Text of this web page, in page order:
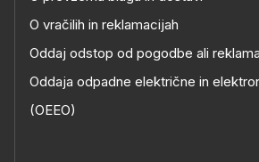
O vračilih in reklamacijah
Oddaj odstop od pogodbe ali
Oddaja odpadne električne in
(OEEO)